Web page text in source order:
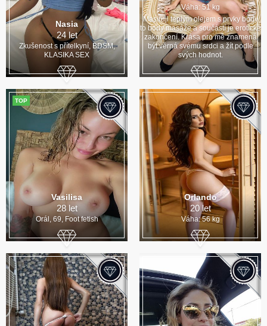
Nasia
24 let
Zkušenost s přítelkyní, BDSM,
KLASIKA SEX
Váha: 51 kg
Masíruji teplým olejem s prvky body
to body masáže a součástí je erotické
zakončení. Krása pro mě znamená
být věrná svému srdci a žít podle
svých hodnot.
TOP
Vasilisa
28 let
Orál, 69, Foot fetish
Orlando
20 let
Váha: 56 kg